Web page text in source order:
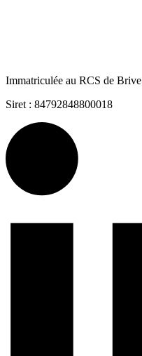
Immatriculée au RCS de Brive
Siret : 84792848800018